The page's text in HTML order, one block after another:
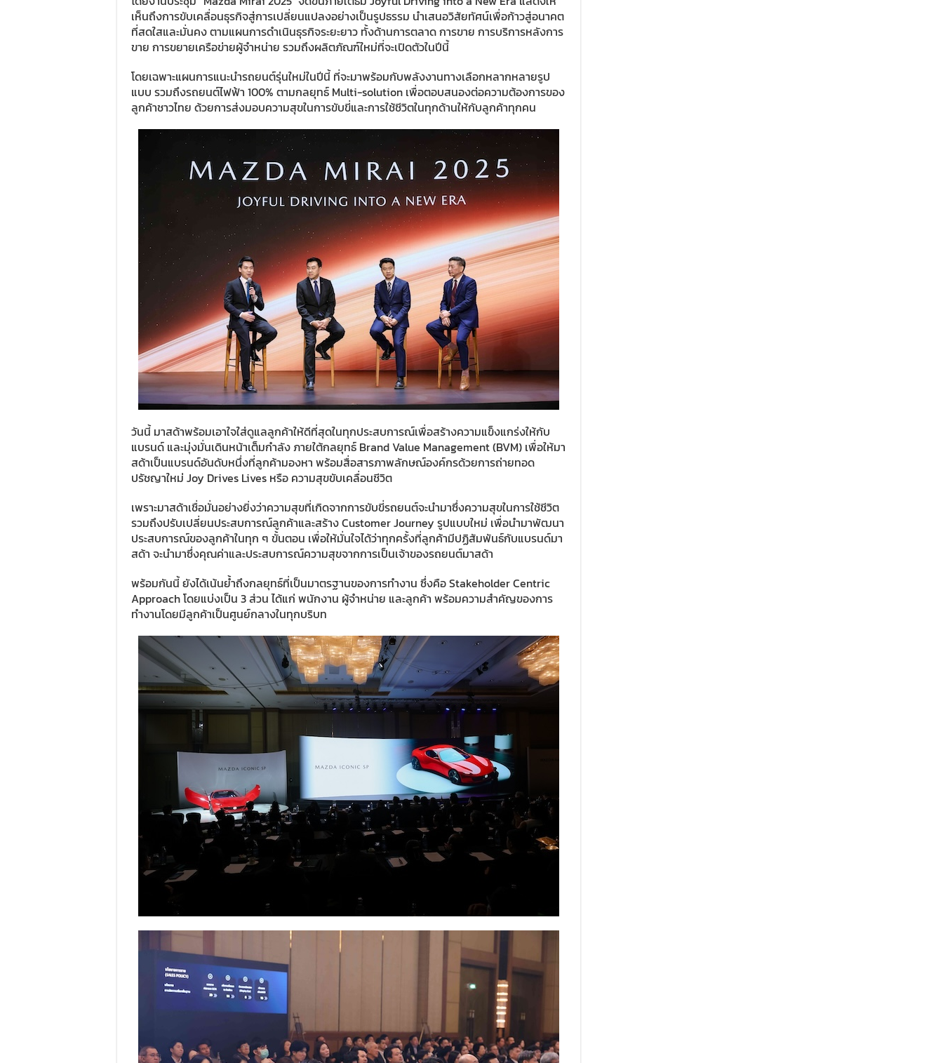
เห็นถึงการขับเคลื่อนธุรกิจสู่การเปลี่ยนแปลงอย่างเป็นรูปธรรม นำเสนอวิสัยทัศน์เพื่อก้าวสู่อนาคต
ที่สดใสและมั่นคง ตามแผนการดำเนินธุรกิจระยะยาว ทั้งด้านการตลาด การขาย การบริการหลังการ
ขาย การขยายเครือข่ายผู้จำหน่าย รวมถึงผลิตภัณฑ์ใหม่ที่จะเปิดตัวในปีนี้
โดยเฉพาะแผนการแนะนำรถยนต์รุ่นใหม่ในปีนี้ ที่จะมาพร้อมกับพลังงานทางเลือกหลากหลายรูป
แบบ รวมถึงรถยนต์ไฟฟ้า 100% ตามกลยุทธ์ Multi-solution เพื่อตอบสนองต่อความต้องการของ
ลูกค้าชาวไทย ด้วยการส่งมอบความสุขในการขับขี่และการใช้ชีวิตในทุกด้านให้กับลูกค้าทุกคน
วันนี้ มาสด้าพร้อมเอาใจใส่ดูแลลูกค้าให้ดีที่สุดในทุกประสบการณ์เพื่อสร้างความแข็งแกร่งให้กับ
แบรนด์ และมุ่งมั่นเดินหน้าเต็มกำลัง ภายใต้กลยุทธ์ Brand Value Management (BVM) เพื่อให้มา
สด้าเป็นแบรนด์อันดับหนึ่งที่ลูกค้ามองหา พร้อมสื่อสารภาพลักษณ์องค์กรด้วยการถ่ายทอด
ปรัชญาใหม่ Joy Drives Lives หรือ ความสุขขับเคลื่อนชีวิต
เพราะมาสด้าเชื่อมั่นอย่างยิ่งว่าความสุขที่เกิดจากการขับขี่รถยนต์จะนำมาซึ่งความสุขในการใช้ชีวิต
รวมถึงปรับเปลี่ยนประสบการณ์ลูกค้าและสร้าง Customer Journey รูปแบบใหม่ เพื่อนำมาพัฒนา
ประสบการณ์ของลูกค้าในทุก ๆ ขั้นตอน เพื่อให้มั่นใจได้ว่าทุกครั้งที่ลูกค้ามีปฏิสัมพันธ์กับแบรนด์มา
สด้า จะนำมาซึ่งคุณค่าและประสบการณ์ความสุขจากการเป็นเจ้าของรถยนต์มาสด้า
พร้อมกันนี้ ยังได้เน้นย้ำถึงกลยุทธ์ที่เป็นมาตรฐานของการทำงาน ซึ่งคือ Stakeholder Centric
Approach โดยแบ่งเป็น 3 ส่วน ได้แก่ พนักงาน ผู้จำหน่าย และลูกค้า พร้อมความสำคัญของการ
ทำงานโดยมีลูกค้าเป็นศูนย์กลางในทุกบริบท